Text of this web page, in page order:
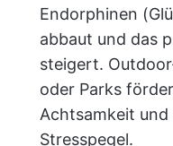
Endorphinen
abbaut und das
steigert.
oder Parks
Achtsamkeit und
Stresspegel.